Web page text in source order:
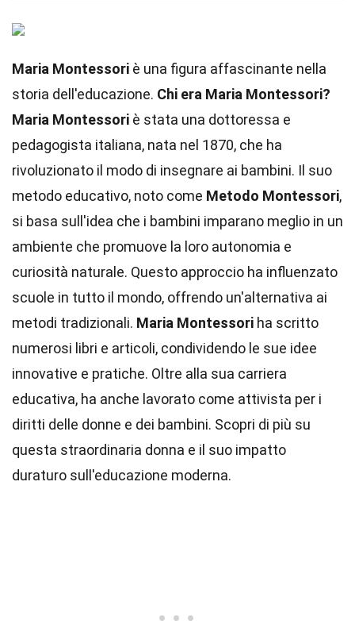
Maria Montessori è una figura affascinante nella
storia dell'educazione. Chi era Maria Montessori?
Maria Montessori è stata una dottoressa e
pedagogista italiana, nata nel 1870, che ha
rivoluzionato il modo di insegnare ai bambini. Il suo
metodo educativo, noto come Metodo Montessori,
si basa sull'idea che i bambini imparano meglio in un
ambiente che promuove la loro autonomia e
curiosità naturale. Questo approccio ha influenzato
scuole in tutto il mondo, offrendo un'alternativa ai
metodi tradizionali. Maria Montessori ha scritto
numerosi libri e articoli, condividendo le sue idee
innovative e pratiche. Oltre alla sua carriera
educativa, ha anche lavorato come attivista per i
diritti delle donne e dei bambini. Scopri di più su
questa straordinaria donna e il suo impatto
duraturo sull'educazione moderna.